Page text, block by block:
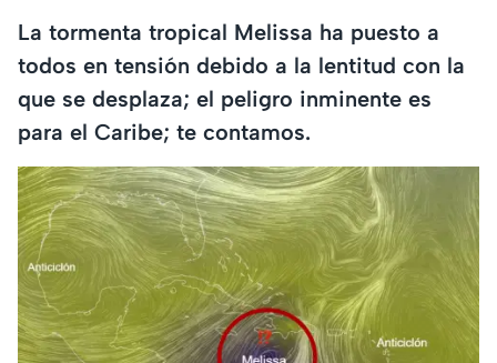
La tormenta tropical Melissa ha puesto a
todos en tensión debido a la lentitud con la
que se desplaza; el peligro inminente es
para el Caribe; te contamos.